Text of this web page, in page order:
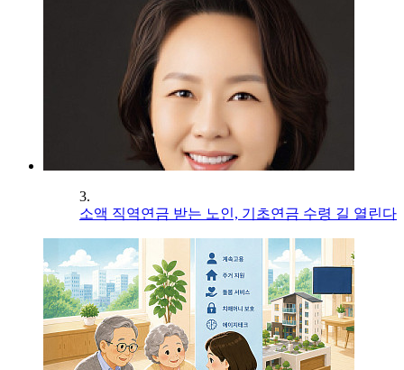
3.
소액 직역연금 받는 노인, 기초연금 수령 길 열린다